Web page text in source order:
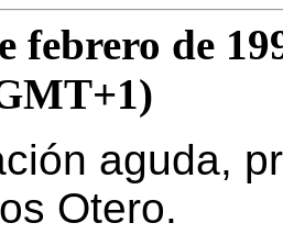
febrero de
aguda,
Otero.